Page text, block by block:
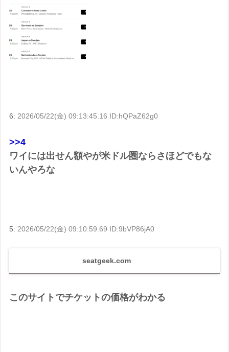
6: 2026/05/22(金) 09:13:45.16 ID:hQPaZ62g0
>>4
ワイには出せん額やが米ドル圏ならさほどでもな
いんやろな
5: 2026/05/22(金) 09:10:59.69 ID:9bVP86jA0
seatgeek.com
このサイトでチケットの価格がわかる